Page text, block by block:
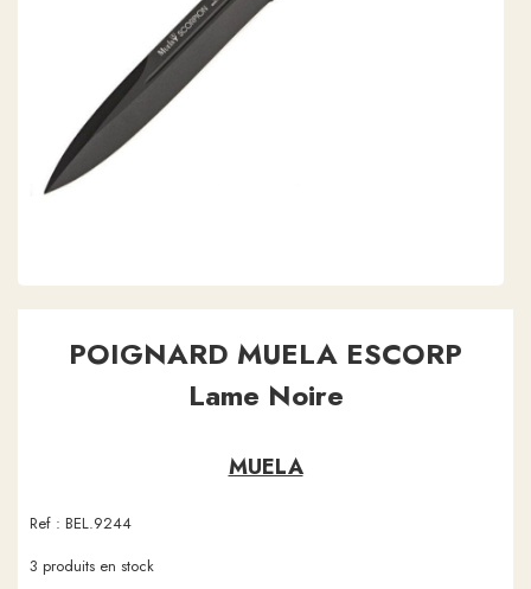
POIGNARD MUELA ESCORP
Lame Noire
MUELA
Ref : BEL.9244
3 produits en stock